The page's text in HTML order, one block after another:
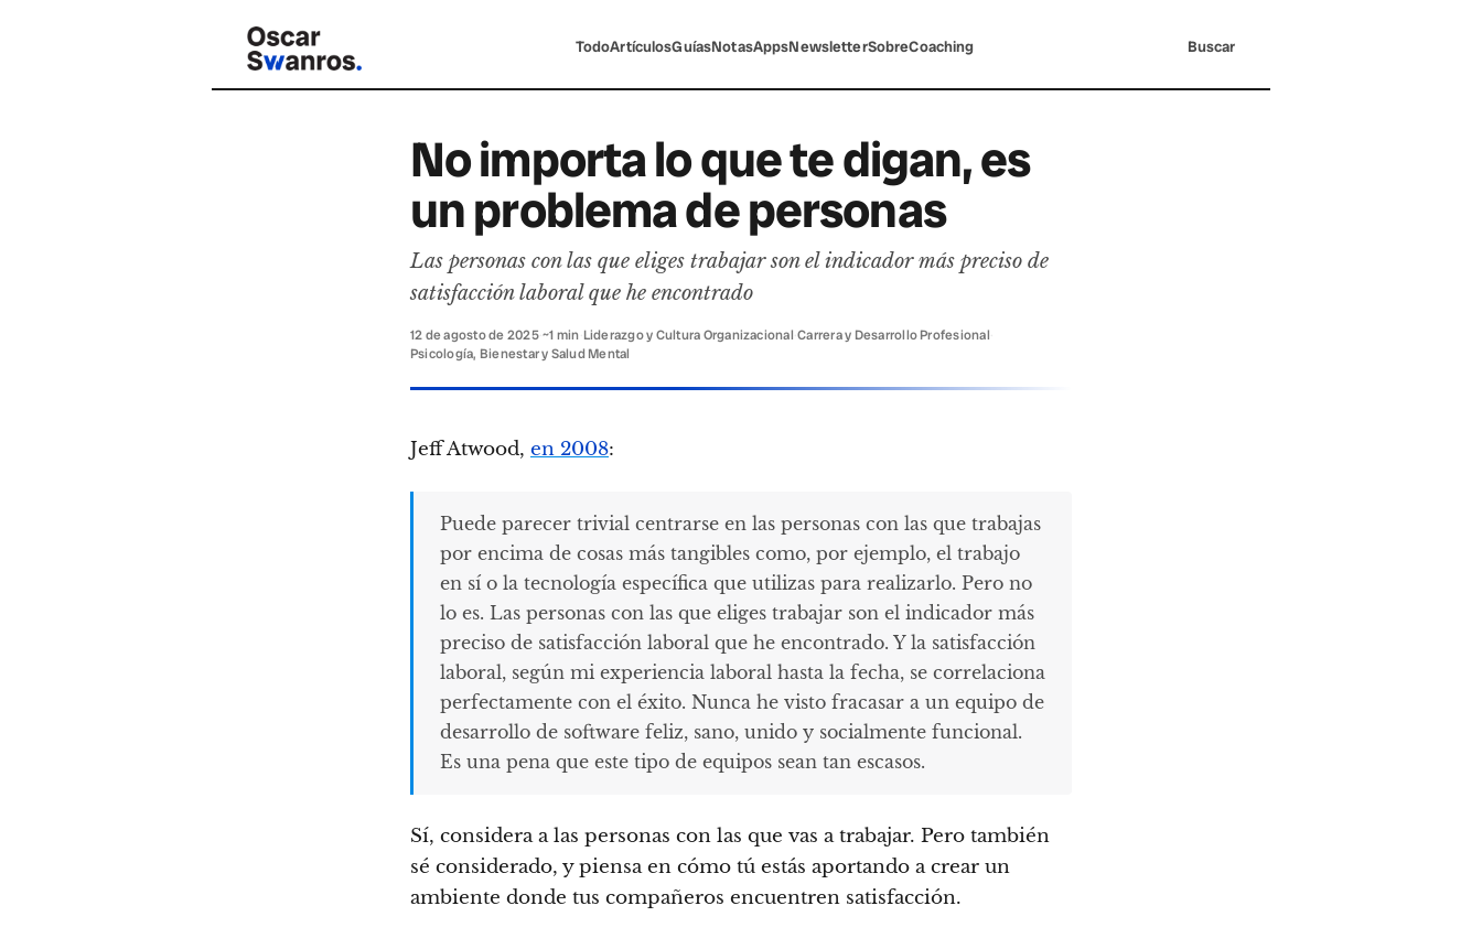
TodoArtículosGuíasNotasAppsNewsletterSobreCoaching Buscar
No importa lo que te digan, es
un problema de personas
Las personas con las que eliges trabajar son el indicador más preciso de
satisfacción laboral que he encontrado
12 de agosto de 2025·~1 min Liderazgo y Cultura Organizacional ·Carrera y Desarrollo Profesional
Psicología, Bienestar y Salud Mental
Jeff Atwood, en 2008:
Puede parecer trivial centrarse en las personas con las que trabajas
por encima de cosas más tangibles como, por ejemplo, el trabajo
en sí o la tecnología específica que utilizas para realizarlo. Pero no
lo es. Las personas con las que eliges trabajar son el indicador más
preciso de satisfacción laboral que he encontrado. Y la satisfacción
laboral, según mi experiencia laboral hasta la fecha, se correlaciona
perfectamente con el éxito. Nunca he visto fracasar a un equipo de
desarrollo de software feliz, sano, unido y socialmente funcional.
Es una pena que este tipo de equipos sean tan escasos.
Sí, considera a las personas con las que vas a trabajar. Pero también
sé considerado, y piensa en cómo tú estás aportando a crear un
ambiente donde tus compañeros encuentren satisfacción.